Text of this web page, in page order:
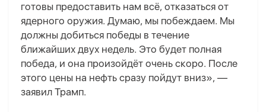
готовы предоставить нам всё, отказаться от
ядерного оружия. Думаю, мы побеждаем. Мы
должны добиться победы в течение
ближайших двух недель. Это будет полная
победа, и она произойдёт очень скоро. После
этого цены на нефть сразу пойдут вниз», —
заявил Трамп.